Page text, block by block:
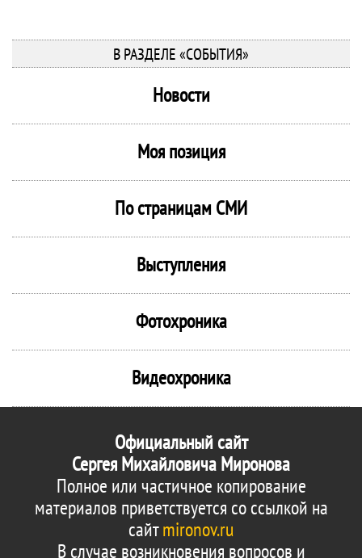
В РАЗДЕЛЕ «СОБЫТИЯ»
Новости
Моя позиция
По страницам СМИ
Выступления
Фотохроника
Видеохроника
Официальный сайт
Сергея Михайловича Миронова
Полное или частичное копирование
материалов приветствуется со ссылкой на
сайтmironov.ru
В случае возникновения вопросов и